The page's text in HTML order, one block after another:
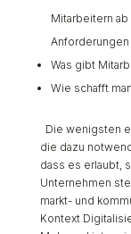
Mitarbeitern
Was gibt
Wie schafft
Die wenigsten
die dazu
dass es erlaubt,
Unternehmen
markt- und
Kontext